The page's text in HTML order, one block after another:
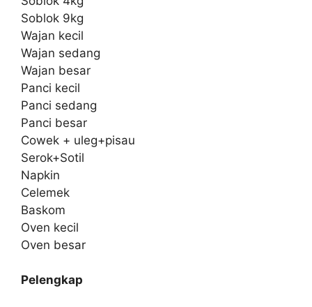
Soblok 9kg
Wajan kecil
Wajan sedang
Wajan besar
Panci kecil
Panci sedang
Panci besar
Cowek + uleg+pisau
Serok+Sotil
Napkin
Celemek
Baskom
Oven kecil
Oven besar
Pelengkap